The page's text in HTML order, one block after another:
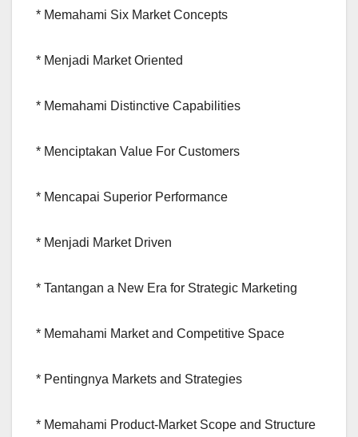
* Memahami Six Market Concepts
* Menjadi Market Oriented
* Memahami Distinctive Capabilities
* Menciptakan Value For Customers
* Mencapai Superior Performance
* Menjadi Market Driven
* Tantangan a New Era for Strategic Marketing
* Memahami Market and Competitive Space
* Pentingnya Markets and Strategies
* Memahami Product-Market Scope and Structure